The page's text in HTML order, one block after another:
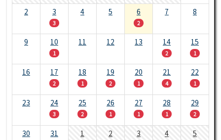
2 3
3
4 5 6
2
7 8
9 10
1
11 12 13 14
2
15
1
16 17
2
18
1
19
2
20
1
21
4
22
1
23 24
3
25
2
26
1
27
1
28
1
29
2
30 31 1 2 3 4 5